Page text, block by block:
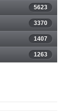
5623
3370
1407
1263